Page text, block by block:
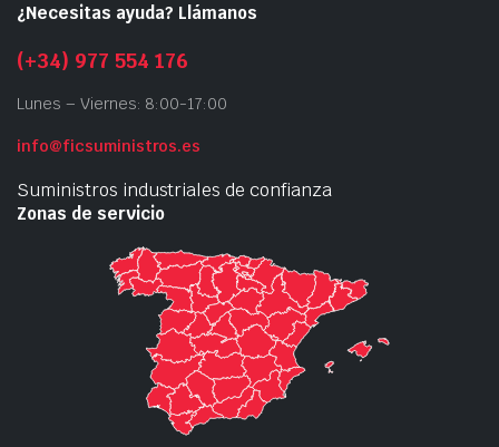
¿Necesitas ayuda? Llámanos
(+34) 977 554 176
Lunes – Viernes: 8:00-17:00
info@ficsuministros.es
Suministros industriales de confianza
Zonas de servicio